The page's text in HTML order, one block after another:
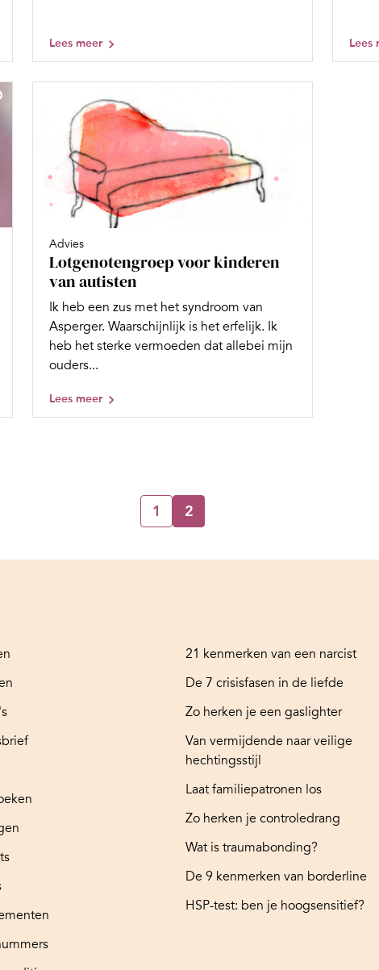
Lees meer Lees
Advies
Lotgenotengroep voor kinderen
van autisten
Ik heb een zus met het syndroom van
Asperger. Waarschijnlijk is het erfelijk. Ik
heb het sterke vermoeden dat allebei mijn
ouders...
Lees meer
1 2
21 kenmerken van een narcist
De 7 crisisfasen in de liefde
Zo herken je een gaslighter
Van vermijdende naar veilige
hechtingsstijl
Laat familiepatronen los
Zo herken je controledrang
Wat is traumabonding?
De 9 kenmerken van borderline
HSP-test: ben je hoogsensitief?